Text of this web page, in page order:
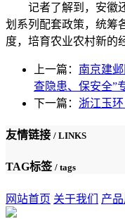
记者了解到，安徽还
划系列配套政策，统筹
度，培育农业农村新的
上一篇： 南京建
查隐患、保安全”
下一篇： 浙江玉
友情链接 / LINKS
TAG标签 / tags
网站首页 关于我们 产